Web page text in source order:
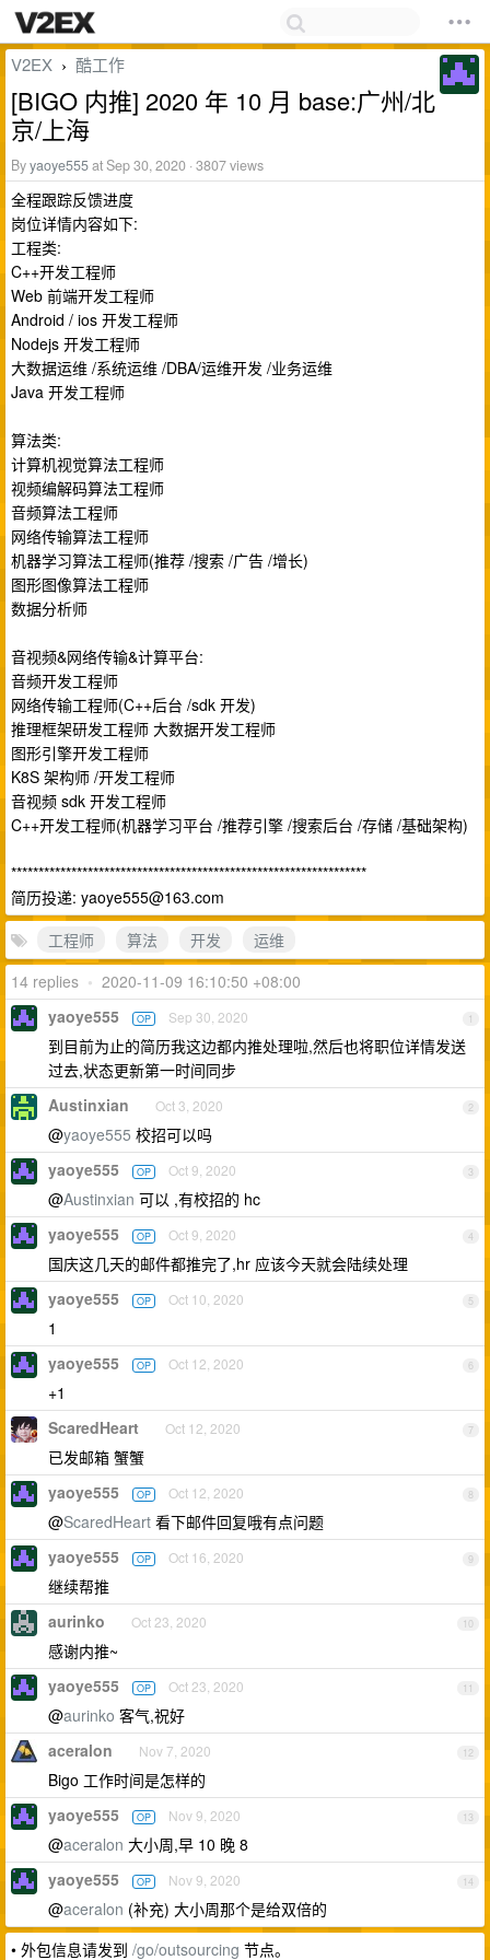
V2EX › 酷工作
[BIGO 内推] 2020 年 10 月 base:广州/北
京/上海
Byyaoye555at Sep 30, 2020 · 3807 views
全程跟踪反馈进度
岗位详情内容如下:
工程类:
C++开发工程师
Web 前端开发工程师
Android / ios 开发工程师
Nodejs 开发工程师
大数据运维 /系统运维 /DBA/运维开发 /业务运维
Java 开发工程师
算法类:
计算机视觉算法工程师
视频编解码算法工程师
音频算法工程师
网络传输算法工程师
机器学习算法工程师(推荐 /搜索 /广告 /增长)
图形图像算法工程师
数据分析师
音视频&网络传输&计算平台:
音频开发工程师
网络传输工程师(C++后台 /sdk 开发)
推理框架研发工程师 大数据开发工程师
图形引擎开发工程师
K8S 架构师 /开发工程师
音视频 sdk 开发工程师
C++开发工程师(机器学习平台 /推荐引擎 /搜索后台 /存储 /基础架构)
*****************************************************************
简历投递: yaoye555@163.com
工程师
算法 开发
运维
14 replies • 2020-11-09 16:10:50 +08:00
1
yaoye555 OP Sep 30, 2020
到目前为止的简历我这边都内推处理啦,然后也将职位详情发送
过去,状态更新第一时间同步
2
Austinxian Oct 3, 2020
@yaoye555 校招可以吗
3
yaoye555 OP Oct 9, 2020
@Austinxian 可以 ,有校招的 hc
4
yaoye555 OP Oct 9, 2020
国庆这几天的邮件都推完了,hr 应该今天就会陆续处理
5
yaoye555 OP Oct 10, 2020
1
6
yaoye555 OP Oct 12, 2020
+1
7
ScaredHeart Oct 12, 2020
已发邮箱 蟹蟹
8
yaoye555 OP Oct 12, 2020
@ScaredHeart 看下邮件回复哦有点问题
9
yaoye555 OP Oct 16, 2020
继续帮推
10
aurinko Oct 23, 2020
感谢内推~
11
yaoye555 OP Oct 23, 2020
@aurinko 客气,祝好
12
aceralon Nov 7, 2020
Bigo 工作时间是怎样的
13
yaoye555 OP Nov 9, 2020
@aceralon 大小周,早 10 晚 8
14
yaoye555 OP Nov 9, 2020
@aceralon (补充) 大小周那个是给双倍的
• 外包信息请发到 /go/outsourcing 节点。